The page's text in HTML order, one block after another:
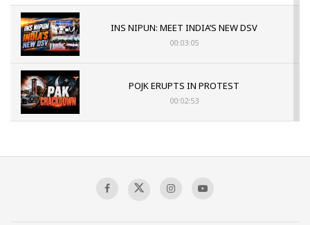
INS NIPUN: MEET INDIA’S NEW DSV
00:03:05
POJK ERUPTS IN PROTEST
00:02:53
Sagar